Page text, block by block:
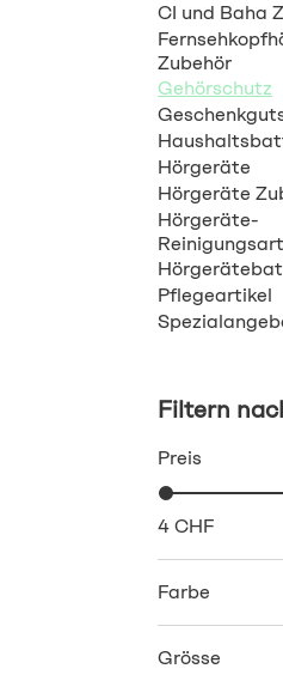
CI und Baha
Zubehör
Gehörschutz
Hörgeräte
Hörgeräte
Hörgeräte-
Pflegeartikel
Filtern
Preis
4 CHF
Farbe
Grösse